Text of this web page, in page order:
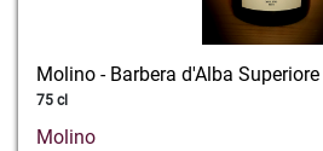
Molino - Barbera d'Alba
75 cl
Molino